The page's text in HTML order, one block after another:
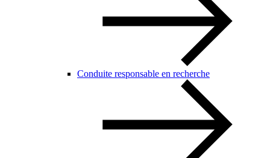
Conduite responsable en recherche